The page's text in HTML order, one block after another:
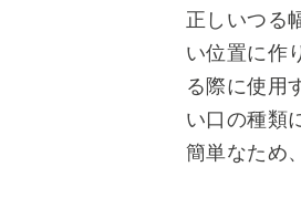
正しいつる
い位置に作
る際に使用
い口の種類
簡単なため